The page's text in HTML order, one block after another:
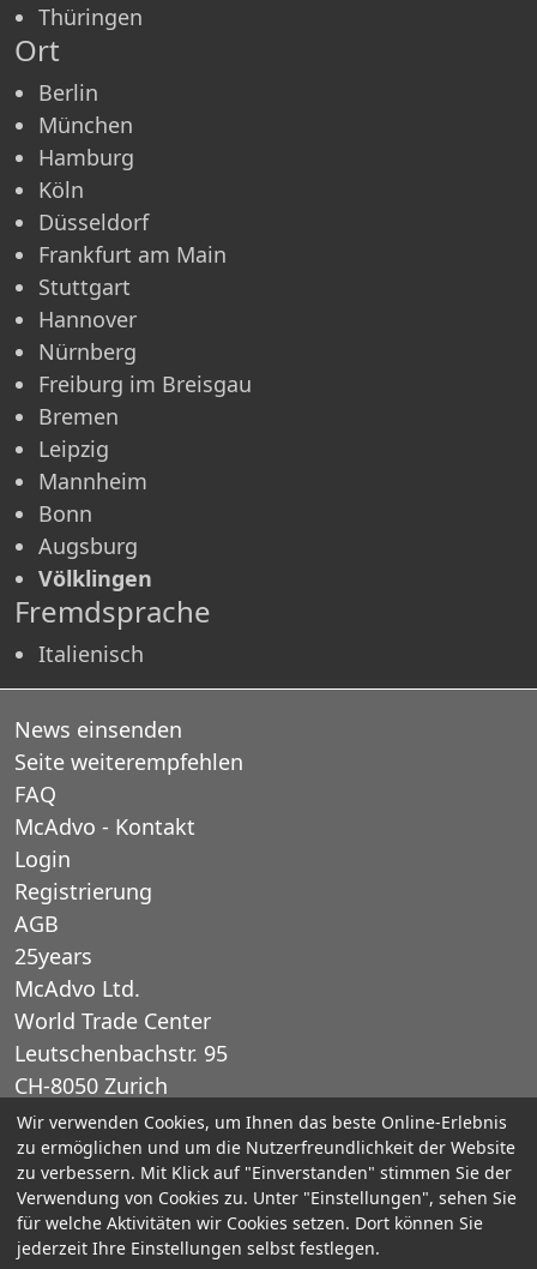
Thüringen
Ort
Berlin
München
Hamburg
Köln
Düsseldorf
Frankfurt am Main
Stuttgart
Hannover
Nürnberg
Freiburg im Breisgau
Bremen
Leipzig
Mannheim
Bonn
Augsburg
Völklingen
Fremdsprache
Italienisch
News einsenden
Seite weiterempfehlen
FAQ
McAdvo - Kontakt
Login
Registrierung
AGB
25years
McAdvo Ltd.
World Trade Center
Leutschenbachstr. 95
CH-8050 Zurich
Schweiz
E-Mail: office@mcadvo.com
© 2005-2025 McAdvo Ltd.
Wir verwenden Cookies, um Ihnen das beste Online-Erlebnis
zu ermöglichen und um die Nutzerfreundlichkeit der Website
zu verbessern. Mit Klick auf "Einverstanden" stimmen Sie der
Verwendung von Cookies zu. Unter "Einstellungen", sehen Sie
für welche Aktivitäten wir Cookies setzen. Dort können Sie
jederzeit Ihre Einstellungen selbst festlegen.